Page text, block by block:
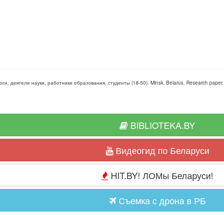
деятели науки, работники образования, студенты (18-50). Minsk, Belarus. Research paper.
BIBLIOTEKA.BY
Видеогид по Беларуси
HIT.BY! ЛОМы Беларуси!
Съемка с дрона в РБ